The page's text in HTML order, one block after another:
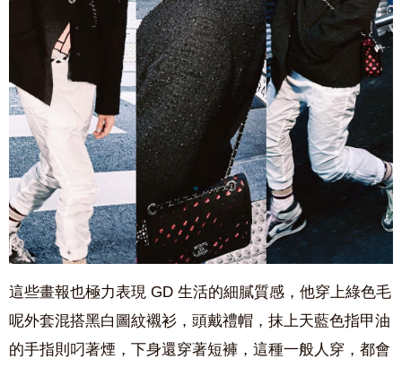
這些畫報也極力表現 GD 生活的細膩質感，他穿上綠色毛
呢外套混搭黑白圖紋襯衫，頭戴禮帽，抹上天藍色指甲油
的手指則叼著煙，下身還穿著短褲，這種一般人穿，都會